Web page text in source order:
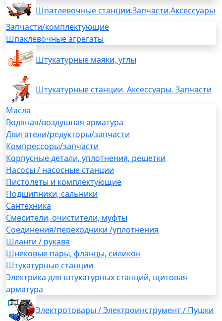
Шпатлевочные станции.Запчасти.Аксессуары
Запчасти/комплектующие
Шпаклевочные агрегаты
Штукатурные маяки, углы
Штукатурные станции. Аксессуары. Запчасти
Масла
Водяная/воздушная арматура
Двигатели/редукторы/запчасти
Компрессоры/запчасти
Корпусные детали, уплотнения, решетки
Насосы / насосные станции
Пистолеты и комплектующие
Подшипники, сальники
Сантехника
Смесители, очистители, муфты
Соединения/переходники /уплотнения
Шланги / рукава
Шнековые пары, фланцы, силикон
Штукатурные станции
Электрика для штукатурных станций, щитовая
арматура
Электротовары / Электроинструмент / Пушки